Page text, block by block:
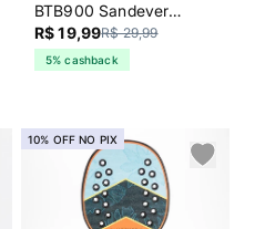
BTB900 Sandever
Laranja
R$ 19,99R$ 29,99
5% cashback
10% OFF NO PIX